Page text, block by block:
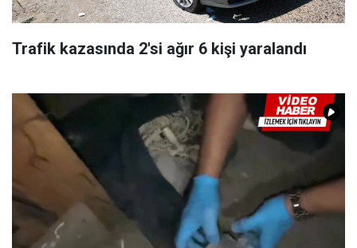
Trafik kazasında 2'si ağır 6 kişi yaralandı